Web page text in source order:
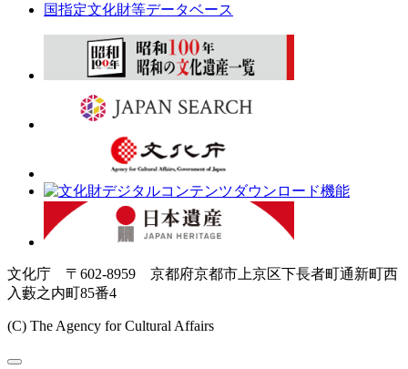
国指定文化財等データベース
文化庁 〒602-8959 京都府京都市上京区下長者町通新町西
入藪之内町85番4
(C) The Agency for Cultural Affairs